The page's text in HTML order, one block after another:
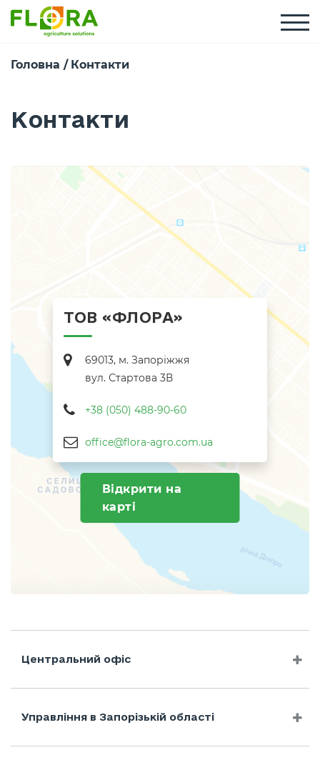
Головна Контакти
Контакти
Центральний офіс
Управління в Запорізькій області
ТОВ «ФЛОРА»
69013, м. Запоріжжя
вул. Стартова 3В
+38 (050) 488-90-60
office@flora-agro.com.ua
Відкрити на
карті